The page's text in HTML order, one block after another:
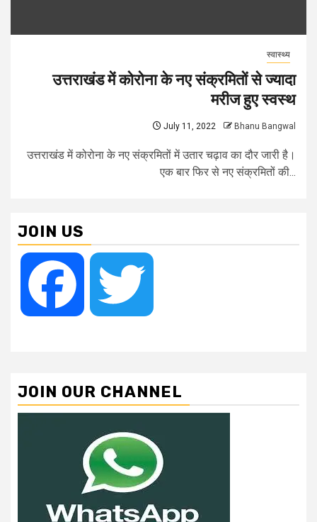
स्वास्थ्य
उत्तराखंड में कोरोना के नए संक्रमितों से ज्यादा
मरीज हुए स्वस्थ
July 11, 2022 Bhanu Bangwal
उत्तराखंड में कोरोना के नए संक्रमितों में उतार चढ़ाव का दौर जारी है।
एक बार फिर से नए संक्रमितों की...
JOIN US
Facebook
JOIN OUR CHANNEL